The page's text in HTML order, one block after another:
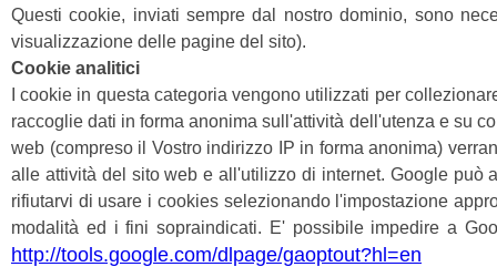
Questi cookie, inviati sempre dal nostro dominio, sono
visualizzazione delle pagine del sito).
Cookie analitici
I cookie in questa categoria vengono utilizzati per
raccoglie dati in forma anonima sull'attività dell'utenza e su
web (compreso il Vostro indirizzo IP in forma anonima)
alle attività del sito web e all'utilizzo di internet. Google può
rifiutarvi di usare i cookies selezionando l'impostazione
modalità ed i fini sopraindicati. E' possibile impedire a
http://tools.google.com/dlpage/gaoptout?hl=en